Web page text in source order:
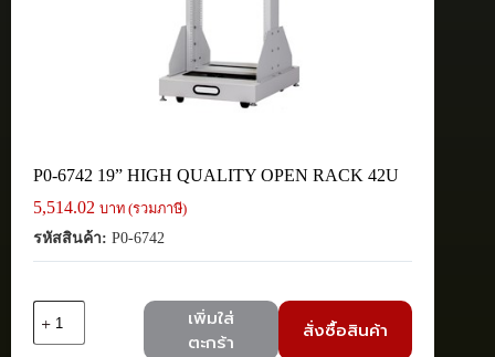
P0-6742 19” HIGH QUALITY OPEN RACK 42U
5,514.02 บาท (รวมภาษี)
รหัสสินค้า: P0-6742
P0-
เพิ่มใส่
ตะกร้า
สั่งซื้อสินค้า